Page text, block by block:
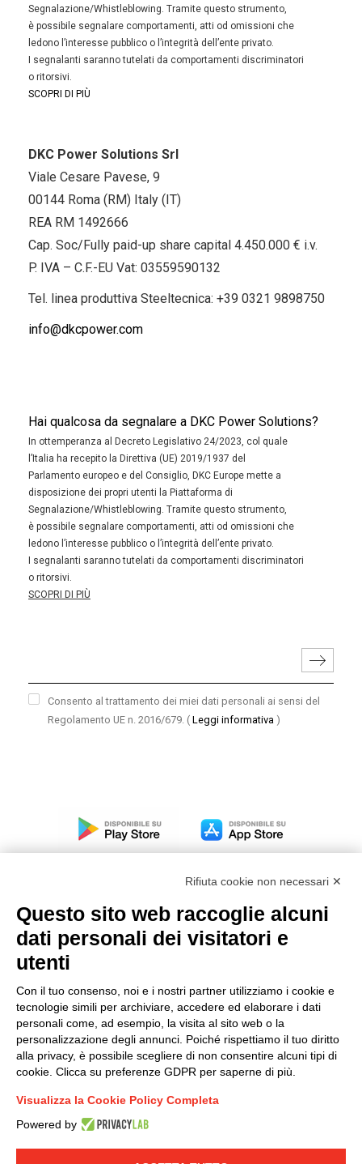
Segnalazione/Whistleblowing. Tramite questo strumento,
è possibile segnalare comportamenti, atti od omissioni che
ledono l’interesse pubblico o l’integrità dell’ente privato.
I segnalanti saranno tutelati da comportamenti discriminatori
o ritorsivi.
SCOPRI DI PIÙ
DKC Power Solutions Srl
Viale Cesare Pavese, 9
00144 Roma (RM) Italy (IT)
REA RM 1492666
Cap. Soc/Fully paid-up share capital 4.450.000 € i.v.
P. IVA – C.F.-EU Vat: 03559590132
Tel. linea produttiva Steeltecnica: +39 0321 9898750
info@dkcpower.com
Hai qualcosa da segnalare a DKC Power Solutions?
In ottemperanza al Decreto Legislativo 24/2023, col quale
l’Italia ha recepito la Direttiva (UE) 2019/1937 del
Parlamento europeo e del Consiglio, DKC Europe mette a
disposizione dei propri utenti la Piattaforma di
Segnalazione/Whistleblowing. Tramite questo strumento,
è possibile segnalare comportamenti, atti od omissioni che
ledono l’interesse pubblico o l’integrità dell’ente privato.
I segnalanti saranno tutelati da comportamenti discriminatori
o ritorsivi.
SCOPRI DI PIÙ
Consento al trattamento dei miei dati personali ai sensi del
Regolamento UE n. 2016/679. ( Leggi informativa )
Connettiti con noi
FACEBOOK
/ LINKEDIN
TWITTER
Modello organizzativo, gestione e controllo – D. lgs.
Condizioni generali di vendita DKC Europe
Condizioni generali di vendita DKC Power Solutions
Condizioni generali di acquisto
Codice etico
Rifiuta cookie non necessari ✕
Questo sito web raccoglie alcuni
dati personali dei visitatori e
utenti
Con il tuo consenso, noi e i nostri partner utilizziamo i cookie e
tecnologie simili per archiviare, accedere ed elaborare i dati
personali come, ad esempio, la visita al sito web o la
personalizzazione degli annunci. Poiché rispettiamo il tuo diritto
alla privacy, è possibile scegliere di non consentire alcuni tipi di
cookie. Clicca su preferenze GDPR per saperne di più.
Visualizza la Cookie Policy Completa
Powered by